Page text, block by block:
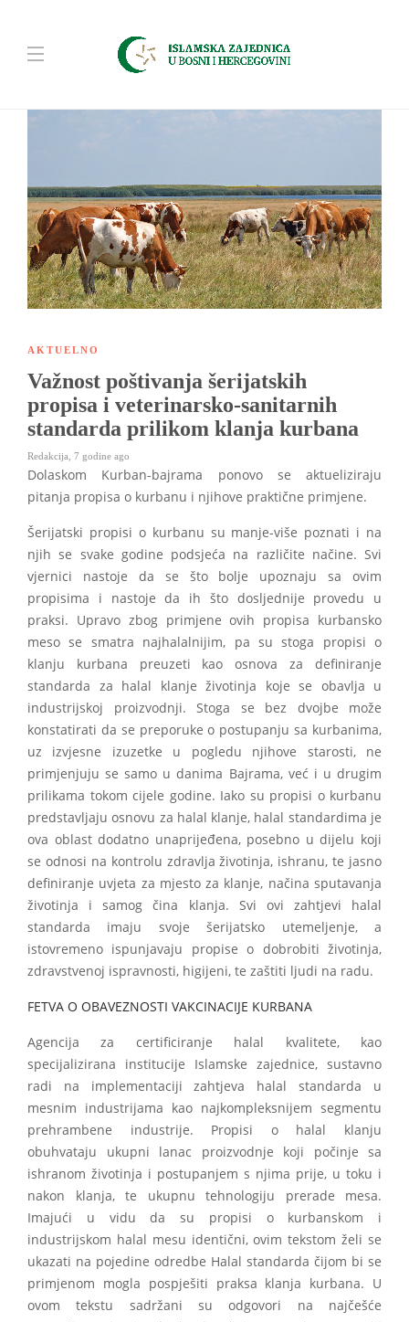
AKTUELNO
Važnost poštivanja šerijatskih
propisa i veterinarsko-sanitarnih
standarda prilikom klanja kurbana
Redakcija 7 godine ago
Dolaskom Kurban-bajrama ponovo se aktueliziraju
pitanja propisa o kurbanu i njihove praktične primjene.
Šerijatski propisi o kurbanu su manje-više poznati i na
njih se svake godine podsjeća na različite načine. Svi
vjernici nastoje da se što bolje upoznaju sa ovim
propisima i nastoje da ih što dosljednije provedu u
praksi. Upravo zbog primjene ovih propisa kurbansko
meso se smatra najhalalnijim, pa su stoga propisi o
klanju kurbana preuzeti kao osnova za definiranje
standarda za halal klanje životinja koje se obavlja u
industrijskoj proizvodnji. Stoga se bez dvojbe može
konstatirati da se preporuke o postupanju sa kurbanima,
uz izvjesne izuzetke u pogledu njihove starosti, ne
primjenjuju se samo u danima Bajrama, već i u drugim
prilikama tokom cijele godine. Iako su propisi o kurbanu
predstavljaju osnovu za halal klanje, halal standardima je
ova oblast dodatno unaprijeđena, posebno u dijelu koji
se odnosi na kontrolu zdravlja životinja, ishranu, te jasno
definiranje uvjeta za mjesto za klanje, načina sputavanja
životinja i samog čina klanja. Svi ovi zahtjevi halal
standarda imaju svoje šerijatsko utemeljenje, a
istovremeno ispunjavaju propise o dobrobiti životinja,
zdravstvenoj ispravnosti, higijeni, te zaštiti ljudi na radu.
FETVA O OBAVEZNOSTI VAKCINACIJE KURBANA
Agencija za certificiranje halal kvalitete, kao
specijalizirana institucije Islamske zajednice, sustavno
radi na implementaciji zahtjeva halal standarda u
mesnim industrijama kao najkompleksnijem segmentu
prehrambene industrije. Propisi o halal klanju
obuhvataju ukupni lanac proizvodnje koji počinje sa
ishranom životinja i postupanjem s njima prije, u toku i
nakon klanja, te ukupnu tehnologiju prerade mesa.
Imajući u vidu da su propisi o kurbanskom i
industrijskom halal mesu identični, ovim tekstom želi se
ukazati na pojedine odredbe Halal standarda čijom bi se
primjenom mogla pospješiti praksa klanja kurbana. U
ovom tekstu sadržani su odgovori na najčešće